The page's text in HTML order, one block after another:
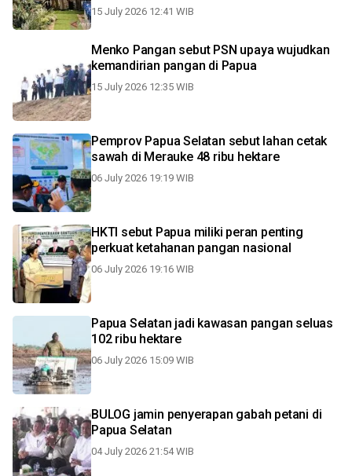
15 July 2026 12:41 WIB
Menko Pangan sebut PSN upaya wujudkan
kemandirian pangan di Papua
15 July 2026 12:35 WIB
Pemprov Papua Selatan sebut lahan cetak
sawah di Merauke 48 ribu hektare
06 July 2026 19:19 WIB
HKTI sebut Papua miliki peran penting
perkuat ketahanan pangan nasional
06 July 2026 19:16 WIB
Papua Selatan jadi kawasan pangan seluas
102 ribu hektare
06 July 2026 15:09 WIB
BULOG jamin penyerapan gabah petani di
Papua Selatan
04 July 2026 21:54 WIB